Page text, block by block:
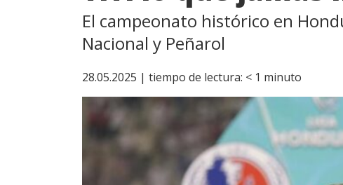
El campeonato histórico en
Nacional y Peñarol
28.05.2025 | tiempo de lectura: < 1 minuto